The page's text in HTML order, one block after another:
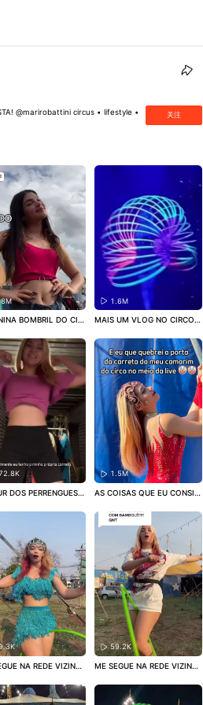
@marirobattini circus • lifestyle •
关注
BOMBRIL DO CIR
1.6M
MAIS UM VLOG NO CIRCO P
e me seguir no in$t4 @marir
obattini ⚠️#circo #circense
#viral #fy
DOS PERRENGUES N
NO IG: @marirobattin
1.5M
AS COISAS QUE EU CONSIG
onha ao vivo pra mais de 5
mil pessoas 🤡#circo
#circe
#fy #comedia
NA REDE VIZINH
#viral #fy #telov
59.2K
ME SEGUE NA REDE VIZINH
o #bambole #viral #fy #circe